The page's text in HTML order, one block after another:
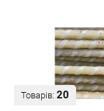
Товарів: 20